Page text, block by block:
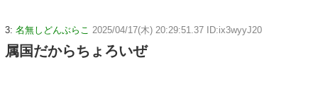
3: 名無しどんぶらこ 2025/04/17(木) 20:29:51.37 ID:ix3wyyJ20
属国だからちょろいぜ